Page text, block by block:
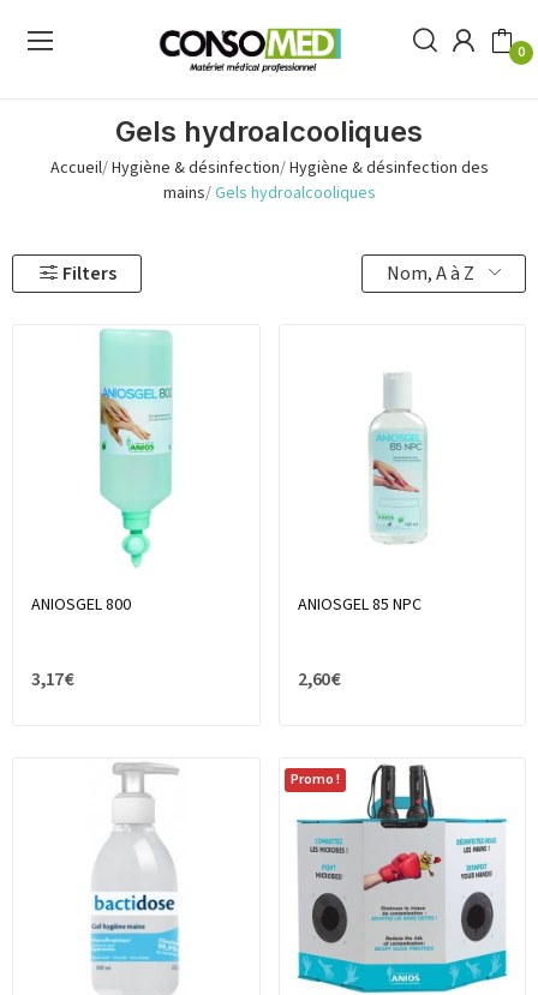
0
Gels hydroalcooliques
Accueil Hygiène & désinfection Hygiène & désinfection des
mains Gels hydroalcooliques
Filters Nom, A à Z
ANIOSGEL 800
3,17 €
ANIOSGEL 85 NPC
2,60 €
Promo !